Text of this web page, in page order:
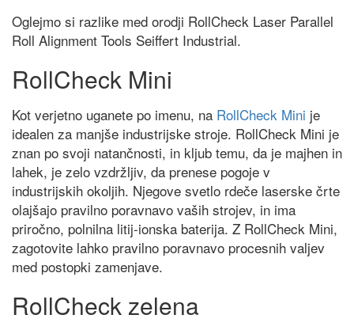
Oglejmo si razlike med orodji RollCheck Laser Parallel
Roll Alignment Tools Seiffert Industrial.
RollCheck Mini
Kot verjetno uganete po imenu, na RollCheck Mini je
idealen za manjše industrijske stroje. RollCheck Mini je
znan po svoji natančnosti, in kljub temu, da je majhen in
lahek, je zelo vzdržljiv, da prenese pogoje v
industrijskih okoljih. Njegove svetlo rdeče laserske črte
olajšajo pravilno poravnavo vaših strojev, in ima
priročno, polnilna litij-ionska baterija. Z RollCheck Mini,
zagotovite lahko pravilno poravnavo procesnih valjev
med postopki zamenjave.
RollCheck zelena